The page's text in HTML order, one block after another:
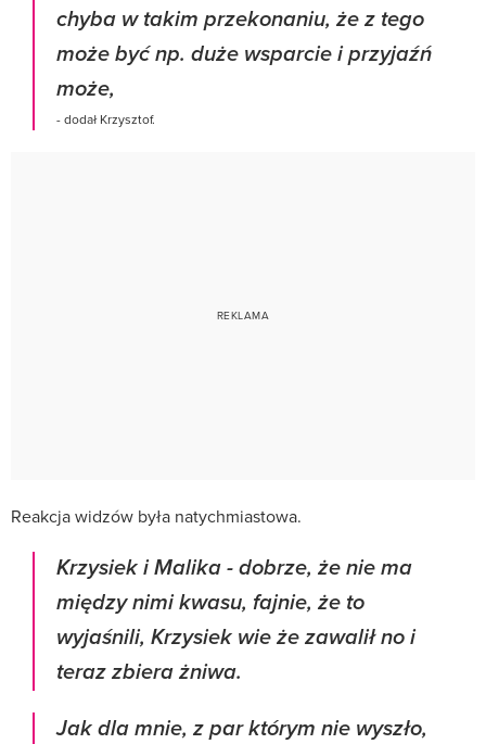
chyba w takim przekonaniu, że z tego
może być np. duże wsparcie i przyjaźń
może,
- dodał Krzysztof.
Reakcja widzów była natychmiastowa.
Krzysiek i Malika - dobrze, że nie ma
między nimi kwasu, fajnie, że to
wyjaśnili, Krzysiek wie że zawalił no i
teraz zbiera żniwa.
Jak dla mnie, z par którym nie wyszło,